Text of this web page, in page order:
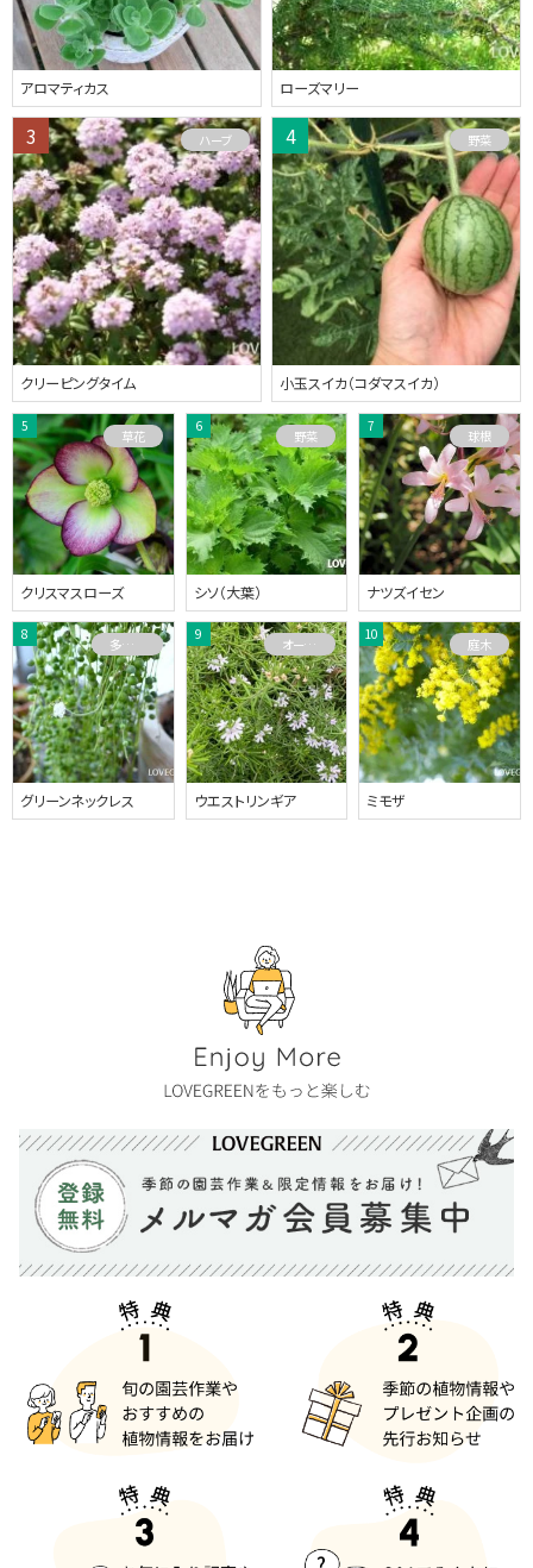
アロマティカス ローズマリー
クリーピングタイム
ハーブ
小玉スイカ（コダマスイカ）
野菜
クリスマスローズ
草花
シソ（大葉）
野菜
ナツズイセン
球根
グリーンネックレス
多肉植物
ウエストリンギア
オーストラリアプランツ
ミモザ
庭木